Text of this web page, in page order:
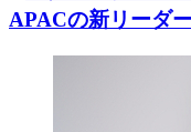
APACの新リーダ